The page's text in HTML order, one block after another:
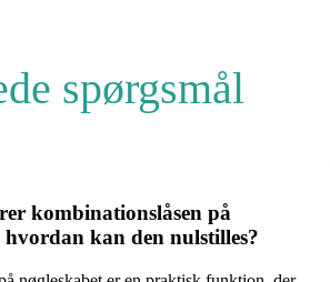
spørgsmål
kombinationslåsen på
hvordan kan den nulstilles?